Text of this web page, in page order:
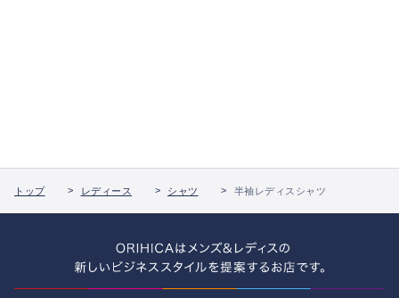
トップ レディース シャツ 半袖レディスシャツ